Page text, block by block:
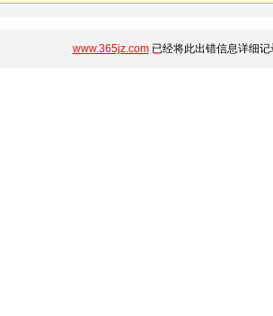
www.365jz.com已经将此出错信息详细记